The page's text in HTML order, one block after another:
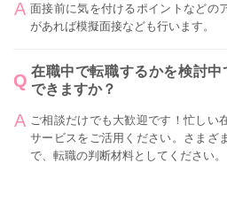
面接前に気を付けるポイントなどの
があれば模擬面接なども行います。
在職中で転職するかを検討
できますか？
ご相談だけでも大歓迎です！忙しい
サービスをご活用ください。さまざ
で、転職の判断材料としてください。